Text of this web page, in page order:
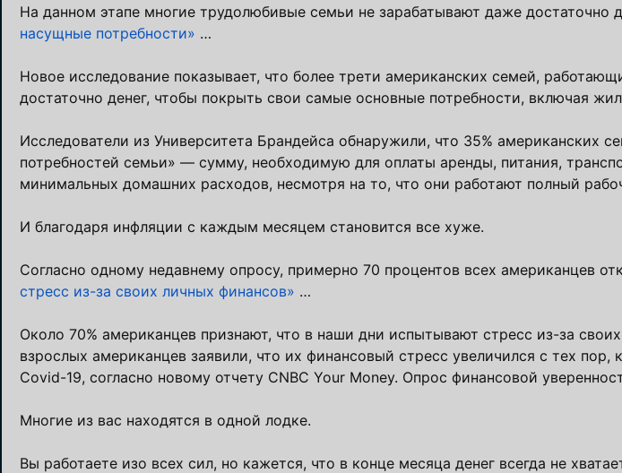
На данном этапе многие трудолюбивые семьи не зарабатывают даже достаточно
насущные потребности» …
Новое исследование показывает, что более трети американских семей,
достаточно денег, чтобы покрыть свои самые основные потребности, включая
Исследователи из Университета Брандейса обнаружили, что 35% американских
потребностей семьи» — сумму, необходимую для оплаты аренды, питания,
минимальных домашних расходов, несмотря на то, что они работают полный
И благодаря инфляции с каждым месяцем становится все хуже.
Согласно одному недавнему опросу, примерно 70 процентов всех американцев
стресс из-за своих личных финансов» …
Около 70% американцев признают, что в наши дни испытывают стресс из-за
взрослых американцев заявили, что их финансовый стресс увеличился с тех пор,
Covid-19, согласно новому отчету CNBC Your Money. Опрос финансовой
Многие из вас находятся в одной лодке.
Вы работаете изо всех сил, но кажется, что в конце месяца денег всегда не